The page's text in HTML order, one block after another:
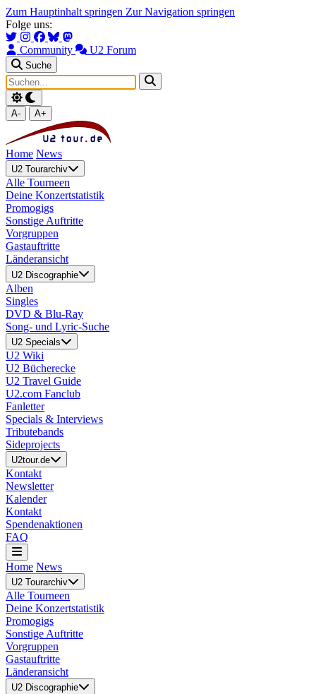
Zum Hauptinhalt springen Zur Navigation springen
Folge uns:
Community U2 Forum
Suche
A- A+
Home News
U2 Tourarchiv
Alle Tourneen
Deine Konzertstatistik
Promogigs
Sonstige Auftritte
Vorgruppen
Gastauftritte
Länderansicht
U2 Discographie
Alben
Singles
DVD & Blu-Ray
Song- und Lyric-Suche
U2 Specials
U2 Wiki
U2 Bücherecke
U2 Travel Guide
U2.com Fanclub
Fanletter
Specials & Interviews
Tributebands
Sideprojects
U2tour.de
Kontakt
Newsletter
Kalender
Kontakt
Spendenaktionen
FAQ
Home News
U2 Tourarchiv
Alle Tourneen
Deine Konzertstatistik
Promogigs
Sonstige Auftritte
Vorgruppen
Gastauftritte
Länderansicht
U2 Discographie